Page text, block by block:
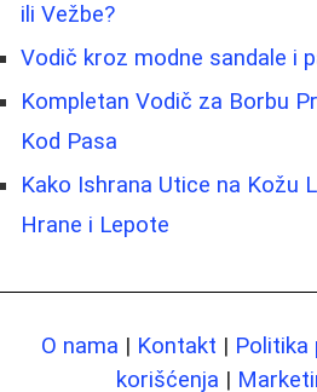
ili Vežbe?
Vodič kroz modne sandale i
Kompletan Vodič za Borbu
Kod Pasa
Kako Ishrana Utice na Kožu
Hrane i Lepote
O nama | Kontakt | Politika
korišćenja |